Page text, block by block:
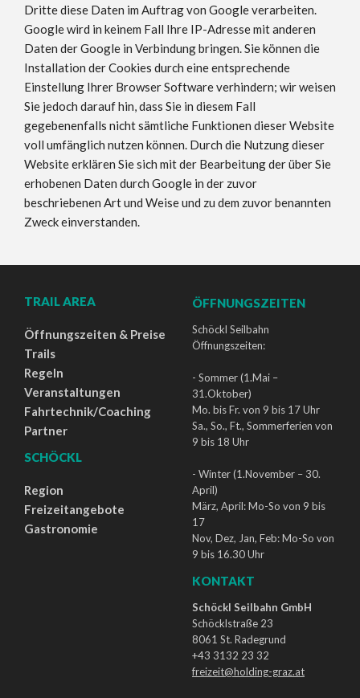
Dritte diese Daten im Auftrag von Google verarbeiten.
Google wird in keinem Fall Ihre IP-Adresse mit anderen
Daten der Google in Verbindung bringen. Sie können die
Installation der Cookies durch eine entsprechende
Einstellung Ihrer Browser Software verhindern; wir weisen
Sie jedoch darauf hin, dass Sie in diesem Fall
gegebenenfalls nicht sämtliche Funktionen dieser Website
voll umfänglich nutzen können. Durch die Nutzung dieser
Website erklären Sie sich mit der Bearbeitung der über Sie
erhobenen Daten durch Google in der zuvor
beschriebenen Art und Weise und zu dem zuvor benannten
Zweck einverstanden.
TRAIL AREA
Öffnungszeiten & Preise
Trails
Regeln
Veranstaltungen
Fahrtechnik/Coaching
Partner
SCHÖCKL
Region
Freizeitangebote
Gastronomie
ÖFFNUNGSZEITEN
Schöckl Seilbahn
Öffnungszeiten:
- Sommer (1.Mai –
31.Oktober)
Mo. bis Fr. von 9 bis 17 Uhr
Sa., So., Ft., Sommerferien von
9 bis 18 Uhr
- Winter (1.November – 30.
April)
März, April: Mo-So von 9 bis
17
Nov, Dez, Jan, Feb: Mo-So von
9 bis 16.30 Uhr
KONTAKT
Schöckl Seilbahn GmbH
Schöcklstraße 23
8061 St. Radegrund
+43 3132 23 32
freizeit@holding-graz.at